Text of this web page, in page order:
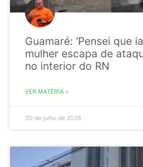
Guamaré: ‘Pensei que
mulher escapa de
no interior do RN
VER MATÉRIA »
30 de julho de 2026